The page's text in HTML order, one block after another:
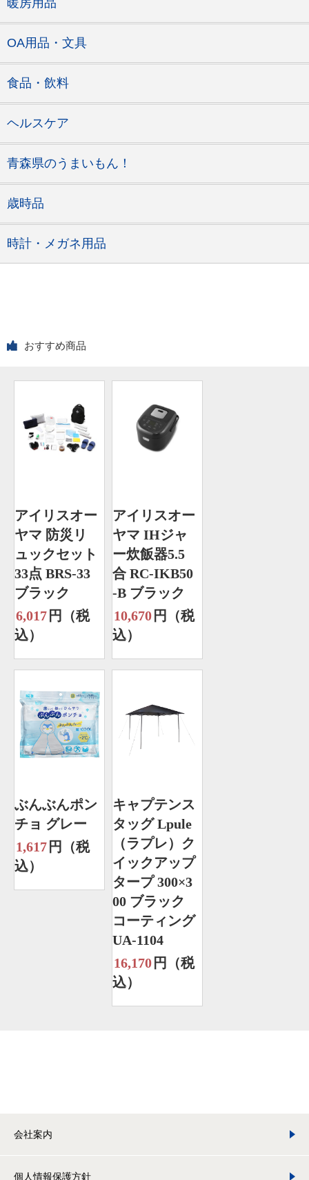
暖房用品
OA用品・文具
食品・飲料
ヘルスケア
青森県のうまいもん！
歳時品
時計・メガネ用品
おすすめ商品
アイリスオー
ヤマ 防災リ
ュックセット
33点 BRS-33
ブラック
6,017 円（税
込）
アイリスオー
ヤマ IHジャ
ー炊飯器5.5
合 RC-IKB50
-B ブラック
10,670 円（税
込）
ぶんぶんポン
チョ グレー
1,617 円（税
込）
キャプテンス
タッグ Lpule
（ラプレ）ク
イックアップ
タープ 300×3
00 ブラック
コーティング
UA-1104
16,170 円（税
込）
会社案内
個人情報保護方針